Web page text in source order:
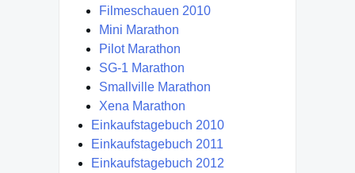
Filmeschauen 2010
Mini Marathon
Pilot Marathon
SG-1 Marathon
Smallville Marathon
Xena Marathon
Einkaufstagebuch 2010
Einkaufstagebuch 2011
Einkaufstagebuch 2012